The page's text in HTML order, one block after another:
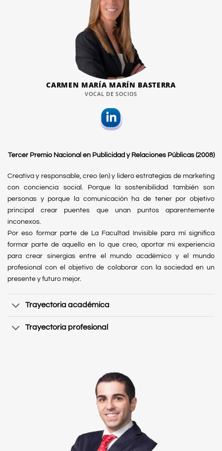
CARMEN MARÍA MARÍN BASTERRA
VOCAL DE SOCIOS
Tercer Premio Nacional en Publicidad y Relaciones Públicas (2008)
Creativa y responsable, creo (en) y lidero estrategias de marketing
con conciencia social. Porque la sostenibilidad también son
personas y porque la comunicación ha de tener por objetivo
principal crear puentes que unan puntos aparentemente
inconexos.
Por eso formar parte de La Facultad Invisible para mí significa
formar parte de aquello en lo que creo, aportar mi experiencia
para crear sinergias entre el mundo académico y el mundo
profesional con el objetivo de colaborar con la sociedad en un
presente y futuro mejor.
Trayectoria académica
Trayectoria profesional